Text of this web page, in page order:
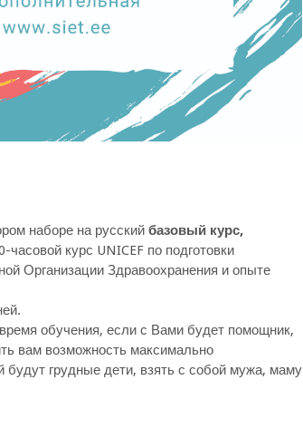
наборе на русский базовый курс,
часовой курс UNICEF по подготовки
Организации Здравоохранения и опыте
обучения, если с Вами будет помощник,
вам возможность максимально
будут грудные дети, взять с собой мужа, маму